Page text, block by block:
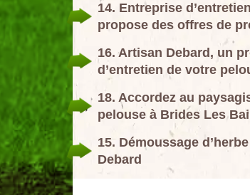
14. Entreprise
propose des offres de
16. Artisan Debard, un
d’entretien de votre
18. Accordez au
pelouse à Brides Les
15. Démoussage
Debard